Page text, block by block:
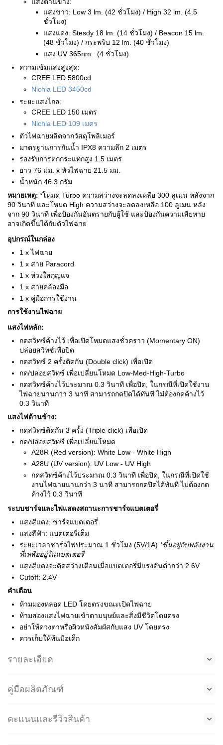
แสงขาว: Low 3 lm. (42 ชั่วโมง) / High 32 lm. (4.5
ชั่วโมง)
แสงแดง: Stesdy 18 lm. (14 ชั่วโมง) / Beacon 15 lm.
(48 ชั่วโมง) / กระพริบ 12 lm. (40 ชั่วโมง)
แสง UV 365nm: (4 ชั่วโมง)
ความเข้มแสงสูงสุด:
CREE LED 5800cd
Nichia LED 3450cd
ระยะแสงไกล:
CREE LED 150 เมตร
Nichia LED 109 เมตร
ตัวไฟฉายผลิตจากวัสดุโพลิเมอร์
มาตรฐานการกันน้ำ IPX8 ความลึก 2 เมตร
รองรับการตกกระแทกสูง 1.5 เมตร
ยาว 76 มม. x หัวไฟฉาย 21.5 มม.
น้ำหนัก 46.3 กรัม
หมายเหตุ: *โหมด Turbo ความสว่างจะลดลงเหลือ 300 ลูเมน หลังจาก
90 วินาที และโหมด High ความสว่างจะลดลงเหลือ 100 ลูเมน หลัง
จาก 90 วินาที เพื่อป้องกันอันตรายกับผู้ใช้ และป้องกันความเสียหาย
อาจเกิดขึ้นได้กับตัวไฟฉาย
อุปกรณ์ในกล่อง
1 x ไฟฉาย
1 x สาย Paracord
1 x ห่วงใส่กุญแจ
1 x สายคล้องมือ
1 x คู่มือการใช้งาน
การใช้งานไฟฉาย
แสงไฟหลัก:
กดสวิทซ์ค้างไว้ เพื่อเปิดโหมดแสงชั่วคราว (Momentary ON)
ปล่อยสวิทซ์เพื่อปิด
กดสวิทซ์ 2 ครั้งติดกัน (Double click) เพื่อเปิด
กด/ปล่อยสวิทซ์ เพื่อเปลี่ยนโหมด Low-Med-High-Turbo
กดสวิทซ์ค้างไว้ประมาณ 0.3 วินาที เพื่อปิด, ในกรณีที่เปิดใช้งาน
ไฟฉายนานกว่า 3 นาที สามารถกดปิดได้ทันที ไม่ต้องกดค้างไว้
0.3 วินาที
แสงไฟด้านข้าง:
กดสวิทซ์ติดกัน 3 ครั้ง (Triple click) เพื่อเปิด
กด/ปล่อยสวิทซ์ เพื่อเปลี่ยนโหมด
A28R (Red version): White Low - White High
A28U (UV version): UV Low - UV High
กดสวิทซ์ค้างไว้ประมาณ 0.3 วินาที เพื่อปิด, ในกรณีที่เปิดใช้
งานไฟฉายนานกว่า 3 นาที สามารถกดปิดได้ทันที ไม่ต้องกด
ค้างไว้ 0.3 วินาที
ระบบชาร์จและไฟแสดงสถานะการชาร์จแบตเตอรี่
แสงสีแดง: ชาร์จแบตเตอรี่
แสงสีฟ้า: แบตเตอรี่เต็ม
ระยะเวลาชาร์จไฟประมาณ 1 ชั่วโมง (5V/1A) *ขึ้นอยู่กับพลังงาน
ที่เหลืออยู่ในแบตเตอรี่
แสงสีแดงจะติดสว่างเตือนเมื่อแบตเตอรี่มีแรงดันต่ำกว่า 2.6V
Cutoff: 2.4V
คำเตือน
ห้ามมองหลอด LED โดยตรงขณะเปิดไฟฉาย
ห้ามส่องแสงไฟฉายเข้าตามนุษย์และสิ่งมีชีวิตโดยตรง
อย่าให้ดวงตาหรือผิวหนังสัมผัสกับแสง UV โดยตรง
ควรเก็บให้พ้นมือเด็ก
รายละเอียด
คู่มือผลิตภัณฑ์
คะแนนและรีวิวสินค้า